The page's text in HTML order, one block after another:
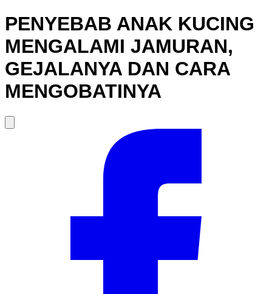
PENYEBAB ANAK KUCING
MENGALAMI JAMURAN,
GEJALANYA DAN CARA
MENGOBATINYA